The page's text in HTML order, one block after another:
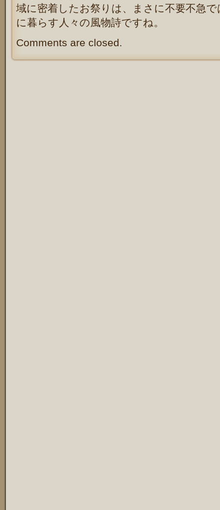
域に密着したお祭りは、まさに不要不急
に暮らす人々の風物詩ですね。
Comments are closed.